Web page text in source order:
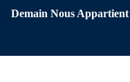
Demain Nous Appartient